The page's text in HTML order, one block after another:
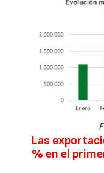
Las
% en el